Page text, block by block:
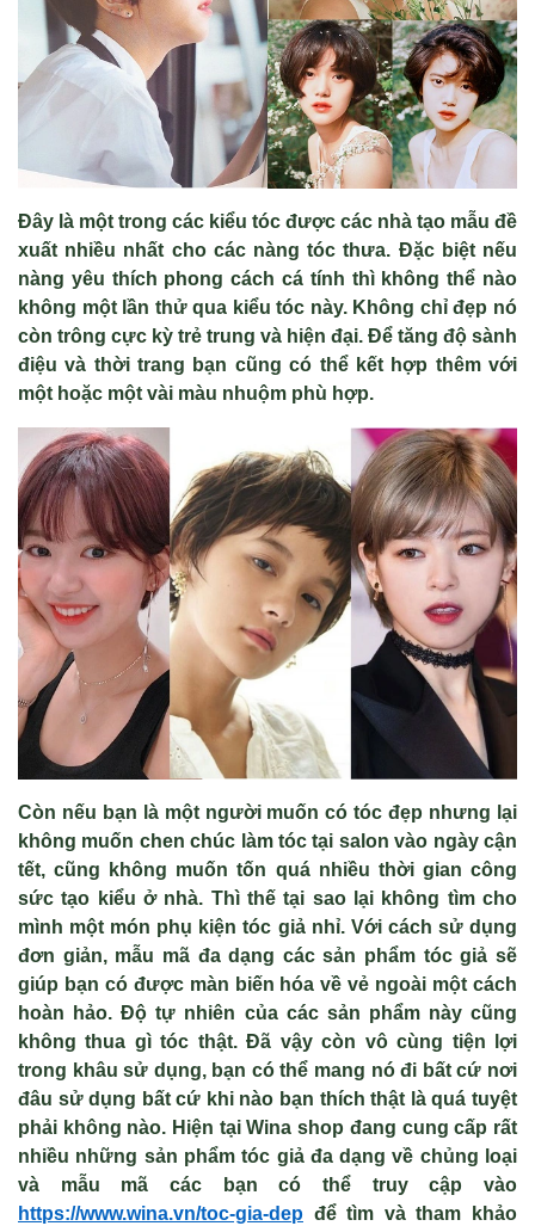
Đây là một trong các kiểu tóc được các nhà tạo mẫu đề
xuất nhiều nhất cho các nàng tóc thưa. Đặc biệt nếu
nàng yêu thích phong cách cá tính thì không thể nào
không một lần thử qua kiểu tóc này. Không chỉ đẹp nó
còn trông cực kỳ trẻ trung và hiện đại. Để tăng độ sành
điệu và thời trang bạn cũng có thể kết hợp thêm với
một hoặc một vài màu nhuộm phù hợp.
Còn nếu bạn là một người muốn có tóc đẹp nhưng lại
không muốn chen chúc làm tóc tại salon vào ngày cận
tết, cũng không muốn tốn quá nhiều thời gian công
sức tạo kiểu ở nhà. Thì thế tại sao lại không tìm cho
mình một món phụ kiện tóc giả nhỉ. Với cách sử dụng
đơn giản, mẫu mã đa dạng các sản phẩm tóc giả sẽ
giúp bạn có được màn biến hóa về vẻ ngoài một cách
hoàn hảo. Độ tự nhiên của các sản phẩm này cũng
không thua gì tóc thật. Đã vậy còn vô cùng tiện lợi
trong khâu sử dụng, bạn có thể mang nó đi bất cứ nơi
đâu sử dụng bất cứ khi nào bạn thích thật là quá tuyệt
phải không nào. Hiện tại Wina shop đang cung cấp rất
nhiều những sản phẩm tóc giả đa dạng về chủng loại
và mẫu mã các bạn có thể truy cập vào
https://www.wina.vn/toc-gia-dep để tìm và tham khảo